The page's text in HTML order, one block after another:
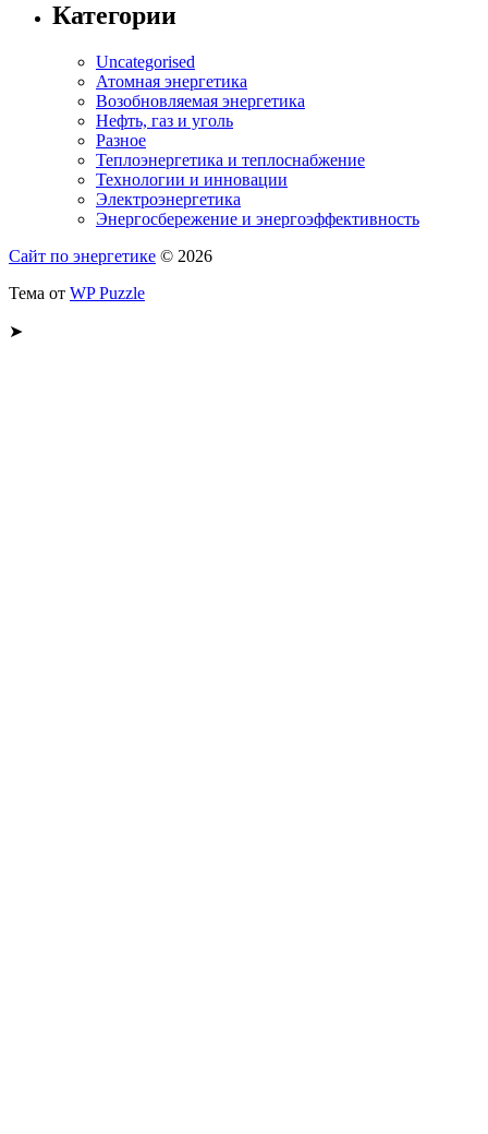
Категории
Uncategorised
Атомная энергетика
Возобновляемая энергетика
Нефть, газ и уголь
Разное
Теплоэнергетика и теплоснабжение
Технологии и инновации
Электроэнергетика
Энергосбережение и энергоэффективность
Сайт по энергетике © 2026
Тема от WP Puzzle
➤